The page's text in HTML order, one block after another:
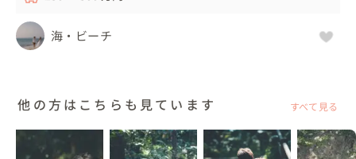
海・ビーチ
他の方はこちらも見ています すべて見る